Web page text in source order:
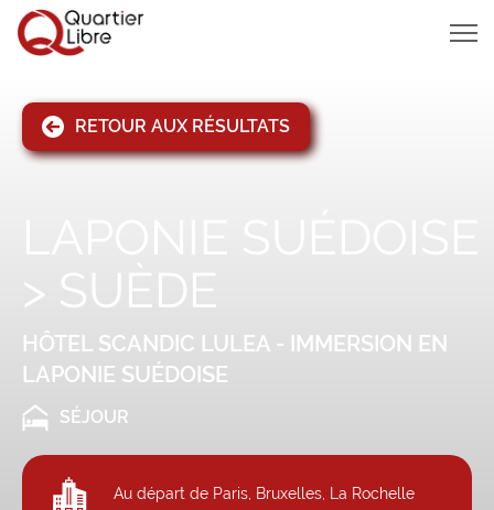
RETOUR AUX RÉSULTATS
> SUÈDE
HÔTEL SCANDIC LULEA - IMMERSION EN
LAPONIE SUÉDOISE
SÉJOUR
Au départ de Paris, Bruxelles, La Rochelle